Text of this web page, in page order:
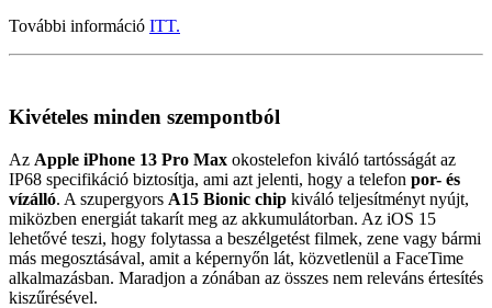
További információ ITT.
Kivételes minden szempontból
Az Apple iPhone 13 Pro Max okostelefon kiváló tartósságát az
IP68 specifikáció biztosítja, ami azt jelenti, hogy a telefon por- és
vízálló. A szupergyors A15 Bionic chip kiváló teljesítményt nyújt,
miközben energiát takarít meg az akkumulátorban. Az iOS 15
lehetővé teszi, hogy folytassa a beszélgetést filmek, zene vagy bármi
más megosztásával, amit a képernyőn lát, közvetlenül a FaceTime
alkalmazásban. Maradjon a zónában az összes nem releváns értesítés
kiszűrésével.